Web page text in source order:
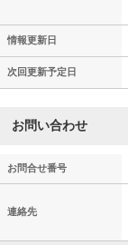
情報更新日
次回更新予定日
お問い合わせ
お問合せ番号
連絡先